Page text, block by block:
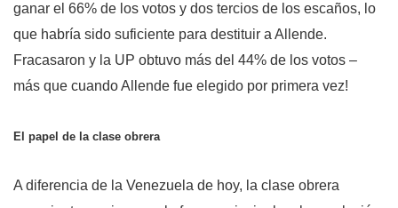
ganar el 66% de los votos y dos tercios de los escaños, lo
que habría sido suficiente para destituir a Allende.
Fracasaron y la UP obtuvo más del 44% de los votos –
más que cuando Allende fue elegido por primera vez!
El papel de la clase obrera
A diferencia de la Venezuela de hoy, la clase obrera